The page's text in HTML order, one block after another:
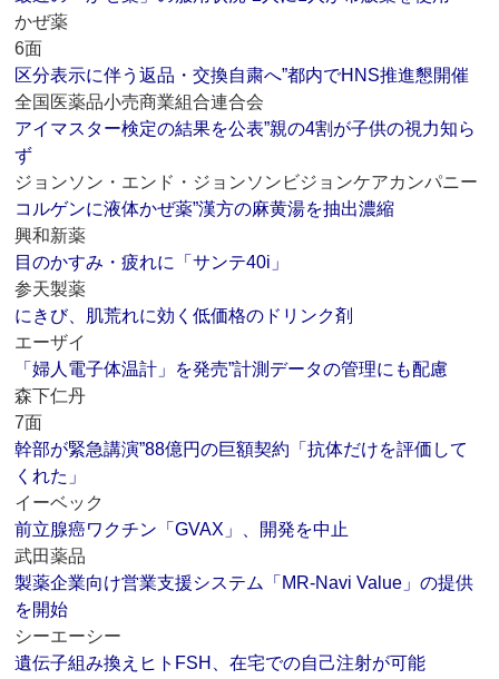
かぜ薬
6面
区分表示に伴う返品・交換自粛へ”都内でHNS推進懇開催
全国医薬品小売商業組合連合会
アイマスター検定の結果を公表”親の4割が子供の視力知ら
ず
ジョンソン・エンド・ジョンソンビジョンケアカンパニー
コルゲンに液体かぜ薬”漢方の麻黄湯を抽出濃縮
興和新薬
目のかすみ・疲れに「サンテ40i」
参天製薬
にきび、肌荒れに効く低価格のドリンク剤
エーザイ
「婦人電子体温計」を発売”計測データの管理にも配慮
森下仁丹
7面
幹部が緊急講演”88億円の巨額契約「抗体だけを評価して
くれた」
イーベック
前立腺癌ワクチン「GVAX」、開発を中止
武田薬品
製薬企業向け営業支援システム「MR-Navi Value」の提供
を開始
シーエーシー
遺伝子組み換えヒトFSH、在宅での自己注射が可能